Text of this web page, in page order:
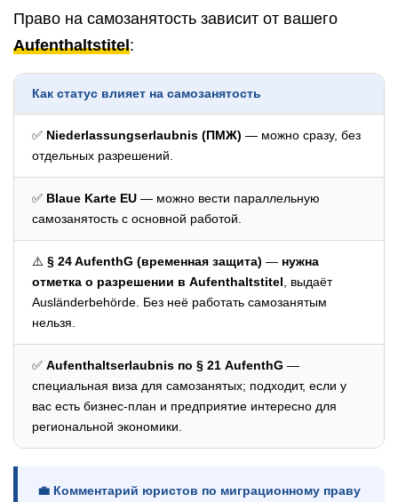
Право на самозанятость зависит от вашего
Aufenthaltstitel:
Как статус влияет на самозанятость
✅ Niederlassungserlaubnis (ПМЖ) — можно сразу, без
отдельных разрешений.
✅ Blaue Karte EU — можно вести параллельную
самозанятость с основной работой.
⚠️ § 24 AufenthG (временная защита) — нужна
отметка о разрешении в Aufenthaltstitel , выдаёт
Ausländerbehörde. Без неё работать самозанятым
нельзя.
✅ Aufenthaltserlaubnis по § 21 AufenthG —
специальная виза для самозанятых; подходит, если у
вас есть бизнес-план и предприятие интересно для
региональной экономики.
💼 Комментарий юристов по миграционному праву